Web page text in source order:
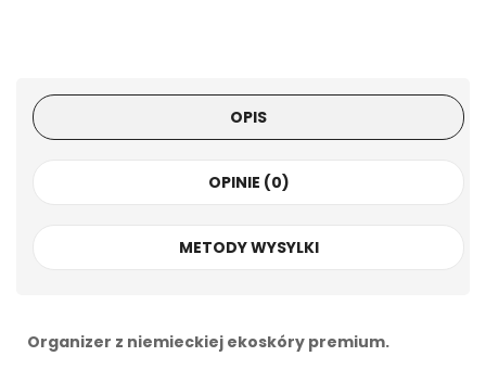
OPIS
OPINIE (0)
METODY WYSYLKI
Organizer z niemieckiej ekoskóry premium.